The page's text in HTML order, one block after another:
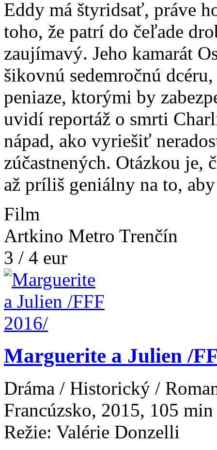
Eddy má štyridsať, práve
toho, že patrí do čeľade
zaujímavý. Jeho kamarát
šikovnú sedemročnú
peniaze, ktorými by
uvidí reportáž o smrti
nápad, ako vyriešiť
zúčastnených. Otázkou je,
až príliš geniálny na to,
Film
Artkino Metro Trenčín
3 / 4 eur
Marguerite a Julien /
Dráma / Historický /
Francúzsko, 2015, 105 min
Režie: Valérie Donzelli